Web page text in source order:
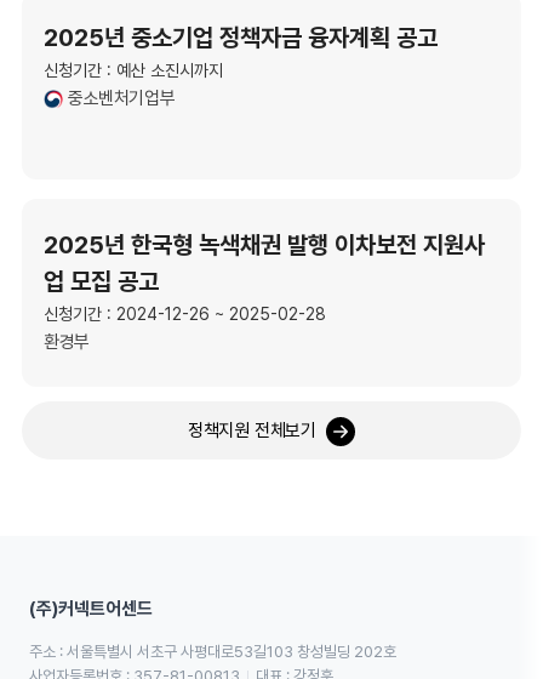
2025년 중소기업 정책자금 융자계획 공고
신청기간 : 예산 소진시까지
중소벤처기업부
2025년 한국형 녹색채권 발행 이차보전 지원사
업 모집 공고
신청기간 : 2024-12-26 ~ 2025-02-28
환경부
정책지원 전체보기
(주)커넥트어센드
주소 : 서울특별시 서초구 사평대로53길103 창성빌딩 202호